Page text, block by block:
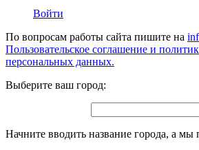
Войти
По вопросам работы сайта пишите на
Пользовательское соглашение и
персональных данных.
Выберите ваш город:
Начните вводить название города, а мы